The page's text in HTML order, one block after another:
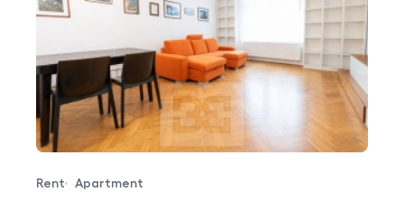
Offer type
Rent
Property type
Apartment